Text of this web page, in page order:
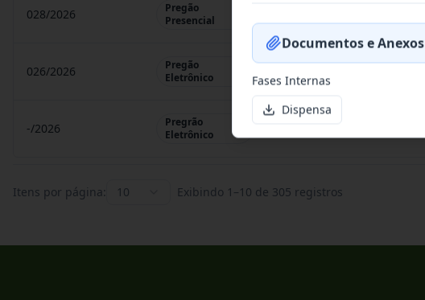
028/2026
Pregão
Presencial
026/2026
Pregão
Eletrônico
-/2026
Pregrão
Eletrônico
Itens por página: 10 Exibindo 1 –10 de 305 registros
Documentos e Anexos
Fases Internas
Dispensa